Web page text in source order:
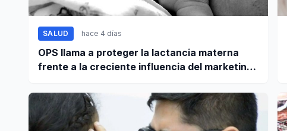
SALUD hace 4 días
OPS llama a proteger la lactancia materna
frente a la creciente influencia del marketing